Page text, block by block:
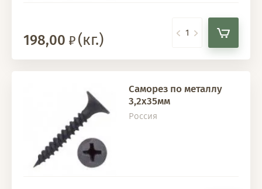
198,00 (кг.)
Саморез по металлу
3,2х35мм
Россия